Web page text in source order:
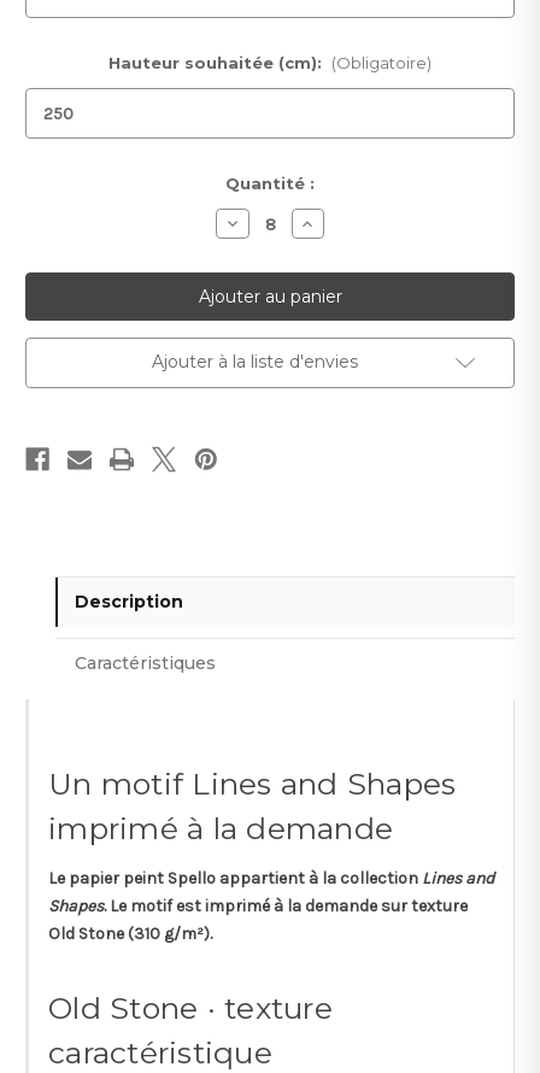
Hauteur souhaitée (cm): (Obligatoire)
Quantité :
Diminuer
la
pour
Papier
peint
Spello
Augmenter
la
pour
Papier
peint
Spello
Ajouter à la liste d'envies
Description
Caractéristiques
Un motif Lines and Shapes
imprimé à la demande
Le papier peint Spello appartient à la collection Lines and
Shapes. Le motif est imprimé à la demande sur texture
Old Stone(310 g/m²).
Old Stone · texture
caractéristique